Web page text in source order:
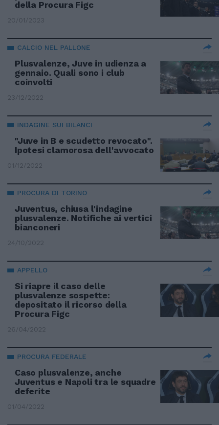
della Procura Figc
20/01/2023
CALCIO NEL PALLONE
Plusvalenze, Juve in udienza a
gennaio. Quali sono i club
coinvolti
23/12/2022
INDAGINE SUI BILANCI
"Juve in B e scudetto revocato".
Ipotesi clamorosa dell'avvocato
01/12/2022
PROCURA DI TORINO
Juventus, chiusa l'indagine
plusvalenze. Notifiche ai vertici
bianconeri
24/10/2022
APPELLO
Si riapre il caso delle
plusvalenze sospette:
depositato il ricorso della
Procura Figc
26/04/2022
PROCURA FEDERALE
Caso plusvalenze, anche
Juventus e Napoli tra le squadre
deferite
01/04/2022